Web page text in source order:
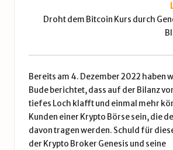
Droht dem Bitcoin Kurs durch
Bereits am 4. Dezember 2022 haben
Budeberichtet, dass auf der Bilanz
tiefes Loch klafft und einmal mehr
Kunden einer Krypto Börse sein, die
davon tragen werden. Schuld für
der Krypto Broker Genesis und seine